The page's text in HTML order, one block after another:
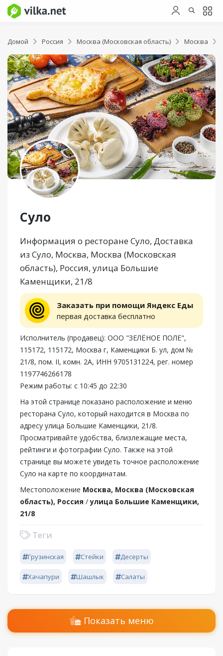
Домой Россия Москва (Московская область) Москва
Суло
Информация о ресторане Суло, Доставка
из Суло, Москва, Москва (Московская
область), Россия, улица Большие
Каменщики, 21/8
Заказать при помощи Яндекс Еды
первая доставка бесплатно
Исполнитель (продавец): ООО "ЗЕЛЁНОЕ ПОЛЕ",
115172, 115172, Москва г, Каменщики Б. ул, дом №
21/8, пом. II, комн. 2А, ИНН 9705131224, рег. номер
1197746266178
Режим работы: с 10:45 до 22:30
На этой странице показано расположение и меню
ресторана Суло, который находится в Москва по
адресу улица Большие Каменщики, 21/8.
Просматривайте удобства, близлежащие места,
рейтинги и фотографии Суло. Также на этой
странице вы можете увидеть точное расположение
Суло на карте по координатам.
Местоположение Москва, Москва (Московская
область), Россия /улица Большие Каменщики,
21/8
Теги
Грузинская Стейки Десерты
Хачапури Шашлык Салаты
Показать меню